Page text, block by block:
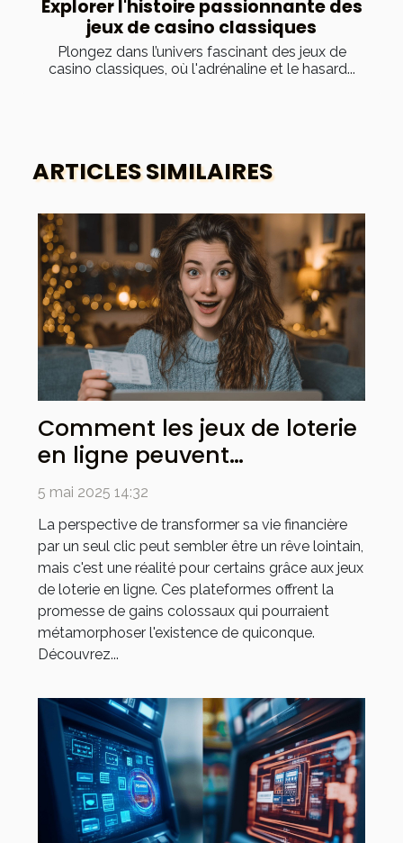
Explorer l'histoire passionnante des
jeux de casino classiques
Plongez dans l’univers fascinant des jeux de
casino classiques, où l'adrénaline et le hasard...
ARTICLES SIMILAIRES
Comment les jeux de loterie
en ligne peuvent
transformer votre vie
financière
5 mai 2025 14:32
La perspective de transformer sa vie financière
par un seul clic peut sembler être un rêve lointain,
mais c'est une réalité pour certains grâce aux jeux
de loterie en ligne. Ces plateformes offrent la
promesse de gains colossaux qui pourraient
métamorphoser l'existence de quiconque.
Découvrez...